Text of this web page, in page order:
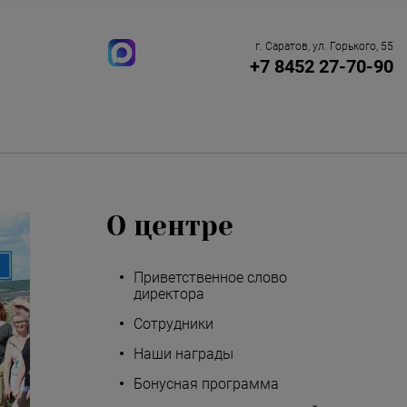
О центре
Приветственное слово
директора
Сотрудники
Наши награды
Бонусная программа
г. Саратов, ул. Горького, 55
+7 8452 27-70-90